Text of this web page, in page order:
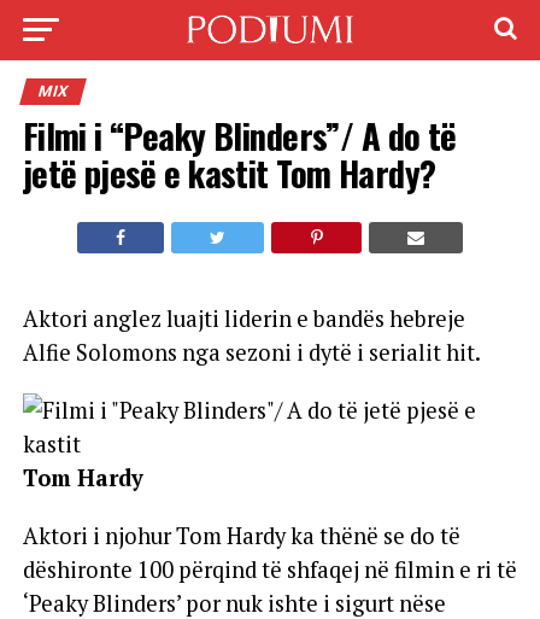
MIX
Filmi i “Peaky Blinders”/ A do të
jetë pjesë e kastit Tom Hardy?
Aktori anglez luajti liderin e bandës hebreje
Alfie Solomons nga sezoni i dytë i serialit hit.
Tom Hardy
Aktori i njohur Tom Hardy ka thënë se do të
dëshironte 100 përqind të shfaqej në filmin e ri të
‘Peaky Blinders’ por nuk ishte i sigurt nëse